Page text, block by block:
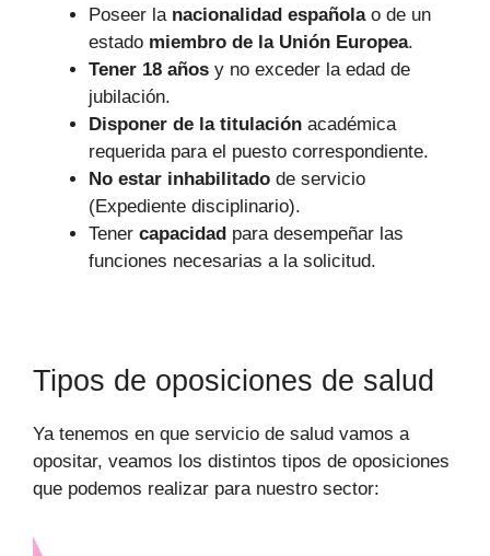
Poseer la nacionalidad españolao de un
estado miembro de la Unión Europea.
Tener 18 años y no exceder la edad de
jubilación.
Disponer de la titulación académica
requerida para el puesto correspondiente.
No estar inhabilitado de servicio
(Expediente disciplinario).
Tener capacidad para desempeñar las
funciones necesarias a la solicitud.
Tipos de oposiciones de salud
Ya tenemos en que servicio de salud vamos a
opositar, veamos los distintos tipos de oposiciones
que podemos realizar para nuestro sector: